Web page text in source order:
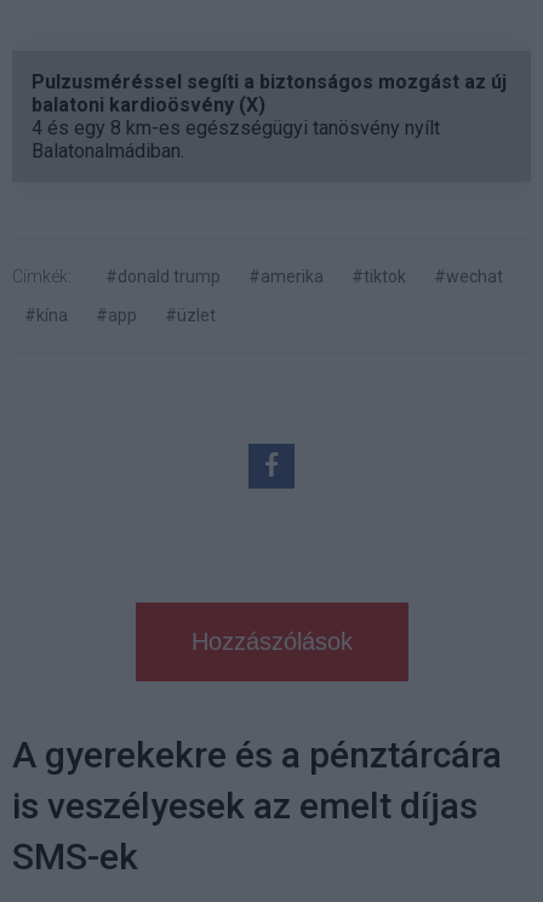
Pulzusméréssel segíti a biztonságos mozgást az új
balatoni kardioösvény (X)
4 és egy 8 km-es egészségügyi tanösvény nyílt
Balatonalmádiban.
Címkék: #donald trump #amerika #tiktok
#wechat
#kína
#app #üzlet
Hozzászólások
A gyerekekre és a pénztárcára
is veszélyesek az emelt díjas
SMS-ek